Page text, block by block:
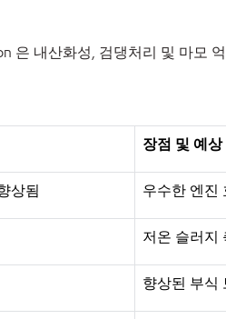
은 내산화성, 검댕처리 및 마모
장점 및 예상
상됨 우수한 엔진
저온 슬러지
향상된 부식